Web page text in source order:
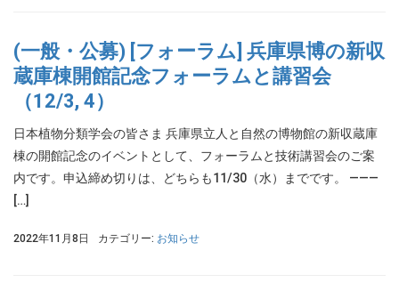
(一般・公募) [フォーラム] 兵庫県博の新収
蔵庫棟開館記念フォーラムと講習会
（12/3, 4）
日本植物分類学会の皆さま 兵庫県立人と自然の博物館の新収蔵庫
棟の開館記念のイベントとして、フォーラムと技術講習会のご案
内です。申込締め切りは、どちらも11/30（水）までです。 ———
[…]
2022年11月8日 カテゴリー: お知らせ